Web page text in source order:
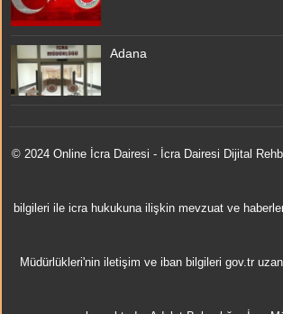
Adana
© 2024 Online İcra Dairesi - İcra Dairesi Dijital
bilgileri ile icra hukukuna ilişkin mevzuat ve
Müdürlükleri'nin iletişim ve iban bilgileri gov.tr